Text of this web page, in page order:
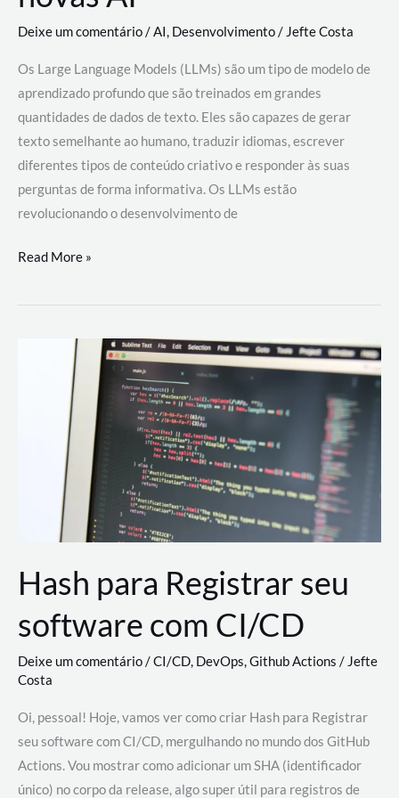
Deixe um comentário/AI, Desenvolvimento/ Jefte Costa
Os Large Language Models (LLMs) são um tipo de modelo de
aprendizado profundo que são treinados em grandes
quantidades de dados de texto. Eles são capazes de gerar
texto semelhante ao humano, traduzir idiomas, escrever
diferentes tipos de conteúdo criativo e responder às suas
perguntas de forma informativa. Os LLMs estão
revolucionando o desenvolvimento de
Large
Models
revolucionando
desenvolvimento
Read More »
Hash para Registrar seu
software com CI/CD
Deixe um comentário/CI/CD, DevOps,Github Actions /Jefte
Costa
Oi, pessoal! Hoje, vamos ver como criar Hash para Registrar
seu software com CI/CD, mergulhando no mundo dos GitHub
Actions. Vou mostrar como adicionar um SHA (identificador
único) no corpo da release, algo super útil para registros de